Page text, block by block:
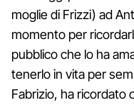
moglie di Frizzi) ad
momento per
pubblico che lo ha
tenerlo in vita per
Fabrizio, ha ricordato